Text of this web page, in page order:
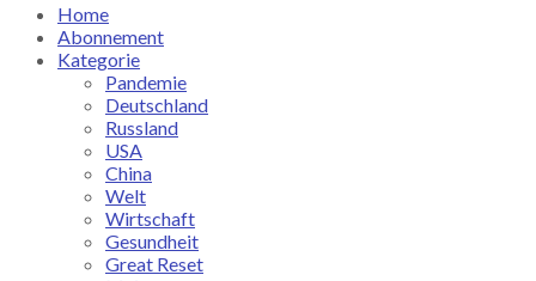
Home
Abonnement
Kategorie
Pandemie
Deutschland
Russland
USA
China
Welt
Wirtschaft
Gesundheit
Great Reset